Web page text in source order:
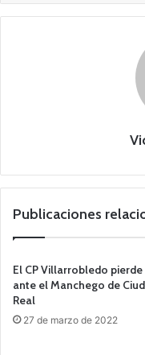
Publicaciones
El CP Villarrobledo
ante el Manchego de
Real
27 de marzo de 2022